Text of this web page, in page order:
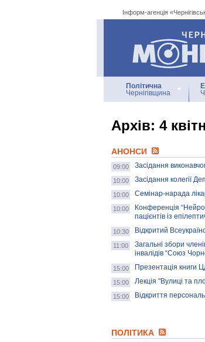
Інформ-агенція
Інформ-
Політична
Чернігівщина
Архiв: 4
АНОНСИ
09:00 Засідання
10:00 Засідання колегії
10:00 Семінар-нарада
10:00
Конференція
пацієнтів із
10:30 Відкритий
11:00
Загальні збори
інвалідів “Союз
15:00 Презентація книги
15:00 Лекція "Вулиці та
15:00 Відкриття
ПОЛІТИКА